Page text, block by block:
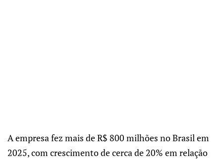
A empresa fez mais de R$ 800 milhões no Brasil em
2025, com crescimento de cerca de 20% em relação